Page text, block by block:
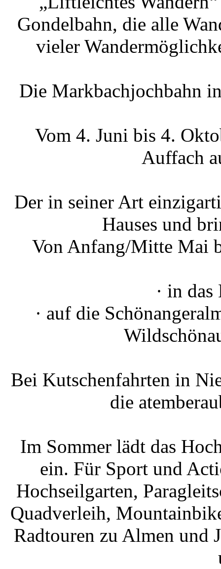
Gondelbahn, die alle
vieler
Die Markbachjochbahn
Vom 4. Juni bis 4.
Auffach
Der in seiner Art
Hauses und
Von Anfang/Mitte Mai
· in
· auf die
Bei Kutschenfahrten in
die
Im Sommer lädt das
ein. Für Sport und
Hochseilgarten,
Quadverleih,
Radtouren zu Almen und